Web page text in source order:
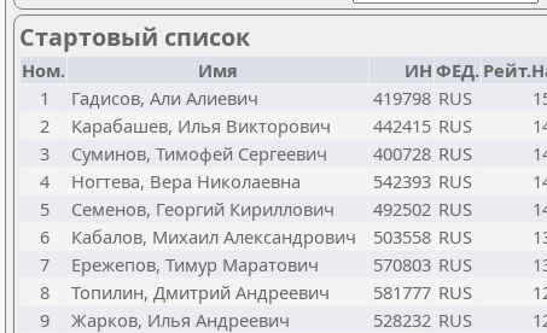
Стартовый список
Ном. Имя ИН ФЕД.
1
Гадисов, Али Алиевич 419798 RUS
2
Карабашев, Илья Викторович 442415 RUS
3
Суминов, Тимофей Сергеевич 400728 RUS
4
Ногтева, Вера Николаевна 542393 RUS
5
Семенов, Георгий Кириллович 492502 RUS
6
Кабалов, Михаил Александрович 503558 RUS
7
Ережепов, Тимур Маратович 570803 RUS
8
Топилин, Дмитрий Андреевич 581777 RUS
9
Жарков, Илья Андреевич 528232 RUS